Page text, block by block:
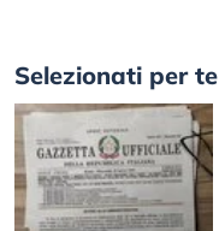
Selezionati per te